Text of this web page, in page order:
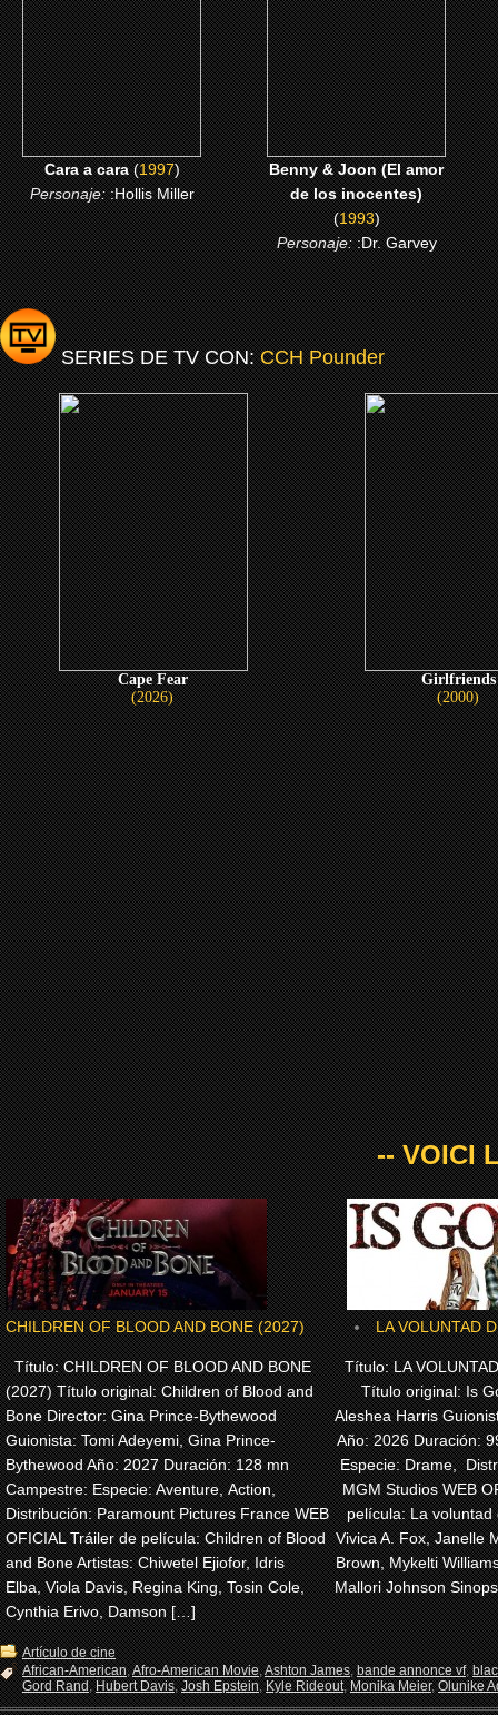
CLICK ME
Cara a cara(1997)
Personaje::Hollis Miller
CLICK ME
Benny & Joon (El amor
de los inocentes)
(1993)
Personaje::Dr. Garvey
SERIES DE TV CON:CCH Pounder
Cape Fear
(2026)
Girlfriends
(2000)
-- VOICI
CHILDREN OF BLOOD AND BONE (2027)
Título: CHILDREN OF BLOOD AND BONE
(2027) Título original: Children of Blood and
Bone Director: Gina Prince-Bythewood
Guionista: Tomi Adeyemi, Gina Prince-
Bythewood Año: 2027 Duración: 128 mn
Campestre: Especie: Aventure, Action,
Distribución: Paramount Pictures France WEB
OFICIAL Tráiler de película: Children of Blood
and Bone Artistas: Chiwetel Ejiofor, Idris
Elba, Viola Davis, Regina King, Tosin Cole,
Cynthia Erivo, Damson […]
LA VOLUNTAD
Título: LA
Título original: Is
Aleshea Harris
Año: 2026 Duración:
Especie: Drame,
MGM Studios WEB
película: La voluntad
Vivica A. Fox, Janelle
Brown, Mykelti
Mallori Johnson
Artículo de cine
African-American,Afro-American Movie,Ashton James,bande annonce vf,
Gord Rand,Hubert Davis,Josh Epstein,Kyle Rideout,Monika Meier,Olunike